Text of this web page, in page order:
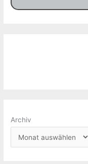
Archiv